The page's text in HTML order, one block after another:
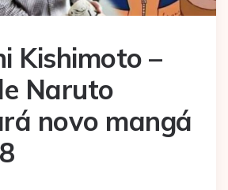
Kishimoto –
Naruto
novo mangá